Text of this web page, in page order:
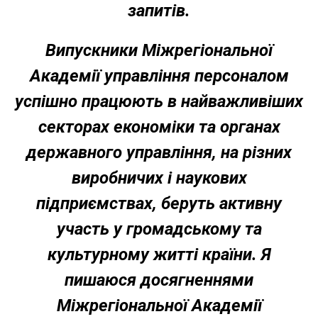
запитів.
Випускники Міжрегіональної
Академії управління персоналом
успішно працюють в найважливіших
секторах економіки та органах
державного управління, на різних
виробничих і наукових
підприємствах, беруть активну
участь у громадському та
культурному житті країни. Я
пишаюся досягненнями
Міжрегіональної Академії